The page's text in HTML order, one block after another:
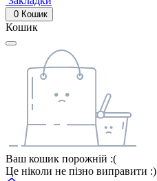
0 Кошик
Кошик
Ваш кошик порожній :(
Це ніколи не пізно виправити :)